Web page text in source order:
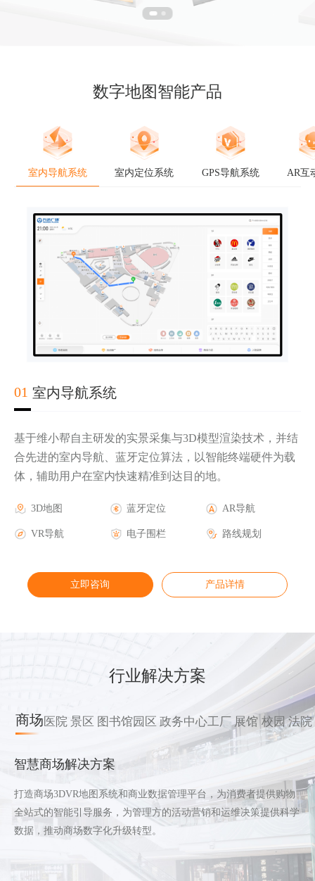
数字地图智能产品
室内导航系统 室内定位系统 GPS导航系统 AR互
01 室内导航系统
基于维小帮自主研发的实景采集与3D模型渲染技术，并结
合先进的室内导航、蓝牙定位算法，以智能终端硬件为载
体，辅助用户在室内快速精准到达目的地。
3D地图 蓝牙定位 AR导航
VR导航 电子围栏 路线规划
立即咨询 产品详情
02
实时轨迹显示 电子围栏报警 人流热力图
历史轨迹查询 安防摄像头联动 报警管理
立即咨询 产品详情
03
第三方地图底图 三维楼宇地图
GPS蓝牙定位 室外AR导航
立即咨询 产品详情
04
AR导航 AR游戏 AR活动
AR广告 AR品牌
立即咨询 产品详情
行业解决方案
商场医院 景区 图书馆园区 政务中心工厂 展馆 校园 法院
智慧商场解决方案
打造商场3DVR地图系统和商业数据管理平台，为消费者提供购物
全站式的智能引导服务，为管理方的活动营销和运维决策提供科学
数据，推动商场数字化升级转型。